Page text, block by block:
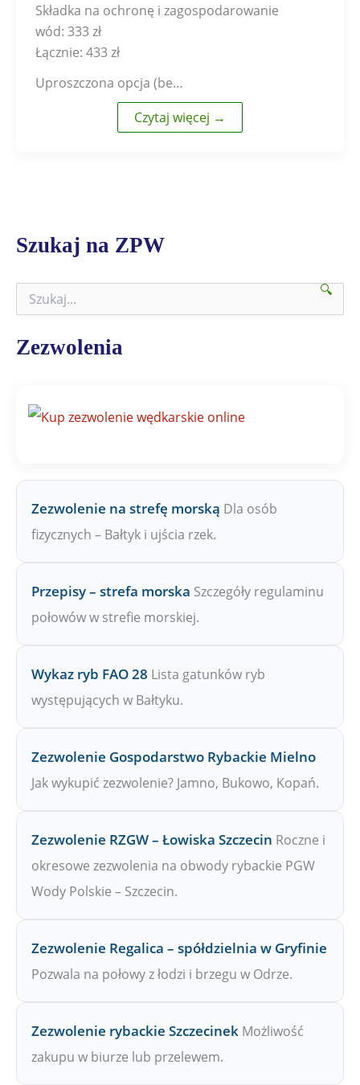
Składka na ochronę i zagospodarowanie
wód: 333 zł
Łącznie: 433 zł
Uproszczona opcja (be…
Czytaj więcej →
Szukaj na ZPW
k
a
🔍
Zezwolenia
Zezwolenie na strefę morską Dla osób
fizycznych – Bałtyk i ujścia rzek.
Przepisy – strefa morska Szczegóły regulaminu
połowów w strefie morskiej.
Wykaz ryb FAO 28 Lista gatunków ryb
występujących w Bałtyku.
Zezwolenie Gospodarstwo Rybackie Mielno
Jak wykupić zezwolenie? Jamno, Bukowo, Kopań.
Zezwolenie RZGW – Łowiska Szczecin Roczne i
okresowe zezwolenia na obwody rybackie PGW
Wody Polskie – Szczecin.
Zezwolenie Regalica – spółdzielnia w Gryfinie
Pozwala na połowy z łodzi i brzegu w Odrze.
Zezwolenie rybackie Szczecinek Możliwość
zakupu w biurze lub przelewem.